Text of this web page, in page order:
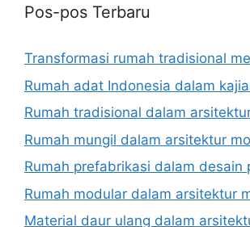
Pos-pos Terbaru
Transformasi rumah tradisional
Rumah adat Indonesia dalam
Rumah tradisional dalam
Rumah mungil dalam arsitektur
Rumah prefabrikasi dalam desain
Rumah modular dalam arsitektur
Material daur ulang dalam